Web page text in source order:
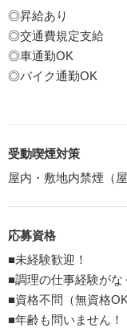
◎昇給あり
◎交通費規定支給
◎車通勤OK
◎バイク通勤OK
受動喫煙対策
屋内・敷地内禁煙（
応募資格
■未経験歓迎！
■調理の仕事経験がな
■資格不問（無資格OK
■年齢も問いません！